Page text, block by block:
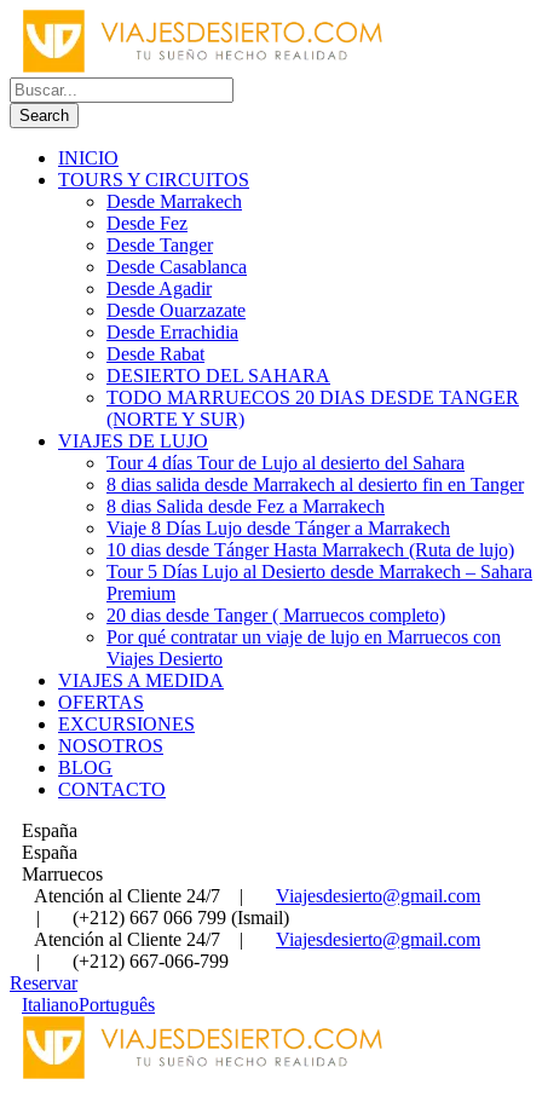
INICIO
TOURS Y CIRCUITOS
Desde Marrakech
Desde Fez
Desde Tanger
Desde Casablanca
Desde Agadir
Desde Ouarzazate
Desde Errachidia
Desde Rabat
DESIERTO DEL SAHARA
TODO MARRUECOS 20 DIAS DESDE TANGER
(NORTE Y SUR)
VIAJES DE LUJO
Tour 4 días Tour de Lujo al desierto del Sahara
8 dias salida desde Marrakech al desierto fin en Tanger
8 dias Salida desde Fez a Marrakech
Viaje 8 Días Lujo desde Tánger a Marrakech
10 dias desde Tánger Hasta Marrakech (Ruta de lujo)
Tour 5 Días Lujo al Desierto desde Marrakech – Sahara
Premium
20 dias desde Tanger ( Marruecos completo)
Por qué contratar un viaje de lujo en Marruecos con
Viajes Desierto
VIAJES A MEDIDA
OFERTAS
EXCURSIONES
NOSOTROS
BLOG
CONTACTO
España
España
Marruecos
Atención al Cliente 24/7
|
Viajesdesierto@gmail.com
|
(+212) 667 066 799 (Ismail)
Atención al Cliente 24/7
|
Viajesdesierto@gmail.com
|
(+212) 667-066-799
Reservar
ItalianoPortuguês